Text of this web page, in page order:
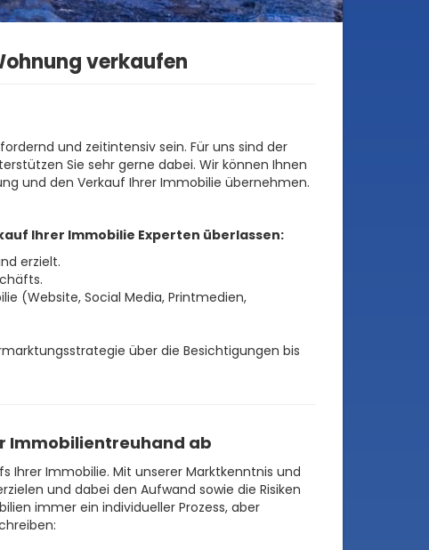
verkaufen
und zeitintensiv sein. Für uns sind der
Sie sehr gerne dabei. Wir können Ihnen
und den Verkauf Ihrer Immobilie übernehmen.
Ihrer Immobilie Experten überlassen:
erzielt.
(Website, Social Media, Printmedien,
über die Besichtigungen bis
Immobilientreuhand ab
Ihrer Immobilie. Mit unserer Marktkenntnis und
und dabei den Aufwand sowie die Risiken
immer ein individueller Prozess, aber